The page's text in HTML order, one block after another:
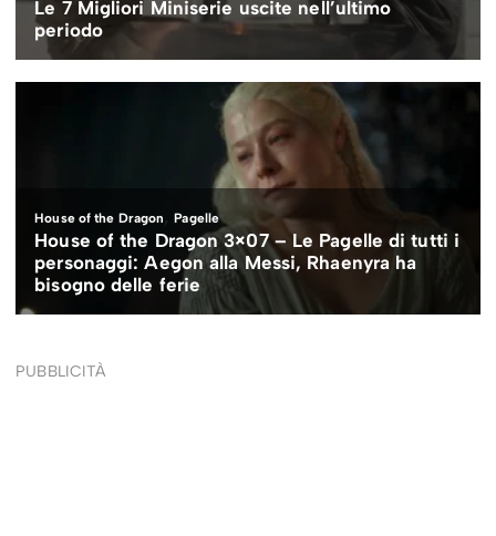
PUBBLICITÀ